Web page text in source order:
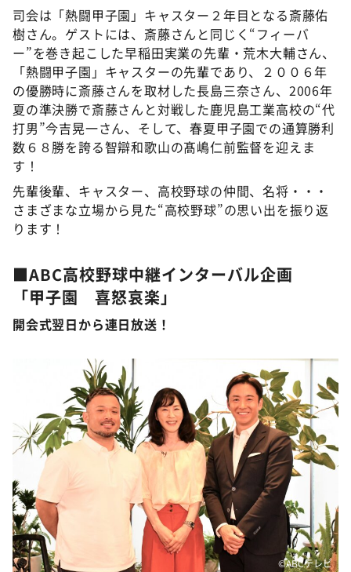
司会は「熱闘甲子園」キャスター２年目となる斎藤佑
樹さん。ゲストには、斎藤さんと同じく“フィーバ
ー”を巻き起こした早稲田実業の先輩・荒木大輔さん、
「熱闘甲子園」キャスターの先輩であり、２００６年
の優勝時に斎藤さんを取材した長島三奈さん、2006年
夏の準決勝で斎藤さんと対戦した鹿児島工業高校の“代
打男”今吉晃一さん、そして、春夏甲子園での通算勝利
数６８勝を誇る智辯和歌山の髙嶋仁前監督を迎えま
す！
先輩後輩、キャスター、高校野球の仲間、名将・・・
さまざまな立場から見た“高校野球”の思い出を振り返
ります！
■ABC高校野球中継インターバル企画
「甲子園 喜怒哀楽」
開会式翌日から連日放送！
©️ABCテレビ